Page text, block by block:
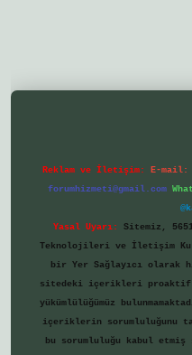
Reklam ve İletişim: E-mail:
forumhizmeti@gmail.com
Yasal Uyarı:
Sitemiz,
Teknolojileri ve İletişim
bir Yer Sağlayıcı olarak
sitedeki içerikleri proaktif
yükümlülüğümüz
içeriklerin sorumluluğunu
bu sorumluluğu kabul